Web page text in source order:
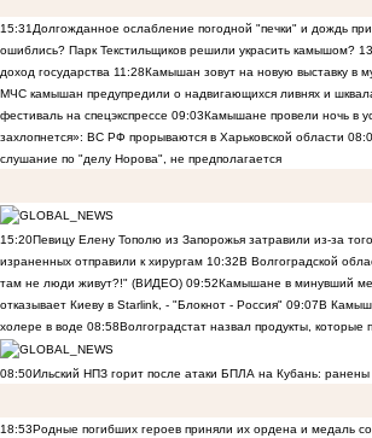
15:31Долгожданное ослабление погодной "печки" и дождь
ошиблись? Парк Текстильщиков решили украсить камышом?
доход государства 11:28Камышан зовут на новую выставку в
МЧС камышан предупредили о надвигающихся ливнях и
фестиваль на спецэкспрессе 09:03Камышане провели ночь в
захлопнется»: ВС РФ прорываются в Харьковской области
слушание по "делу Норова", не предполагается
15:20Певицу Елену Тополю из Запорожья затравили из-за
израненных отправили к хирургам 10:32В Волгоградской
там не люди живут?!" (ВИДЕО) 09:52Камышане в минувший
отказывает Киеву в Starlink, - "Блокнот - Россия" 09:07В
холере в воде 08:58Волгоградстат назвал продукты,
08:50Ильский НПЗ горит после атаки БПЛА на Кубань: ранены
18:53Родные погибших героев приняли их ордена и медаль